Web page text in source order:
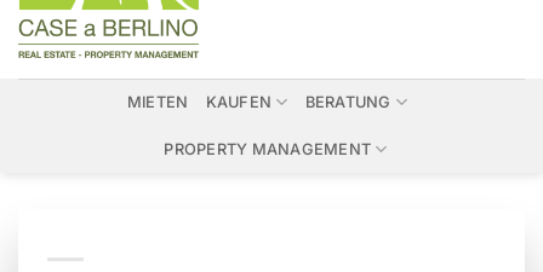
MIETEN KAUFEN BERATUNG
PROPERTY MANAGEMENT